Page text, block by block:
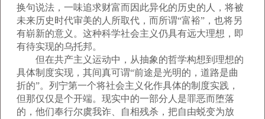
换句说法，一味追求财富而因此异化的历史的人，将被
未来历史时代审美的人所取代，而所谓“富裕”，也将另
有崭新的意义。这种科学社会主义仍具有远大理想，即
有待实现的乌托邦。
但在共产主义运动中，从抽象的哲学构想到理想的
具体制度实现，其间真可谓“前途是光明的，道路是曲
折的”。列宁第一个将社会主义化作具体的制度实践，
但那仅仅是个开端。现实中的一部分人是罪恶而堕落
的，他们奉行尔虞我诈、自相残杀，把自由蜕变为放